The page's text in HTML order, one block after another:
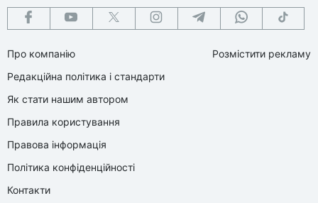
Про компанію
Редакційна політика і стандарти
Як стати нашим автором
Правила користування
Правова інформація
Політика конфіденційності
Контакти
Розмістити рекламу